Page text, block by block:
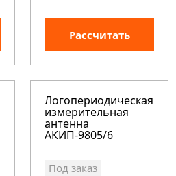
Рассчитать
Логопериодическая
измерительная
антенна
АКИП-9805/6
Под заказ